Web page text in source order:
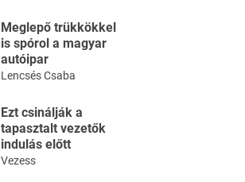
Meglepő trükkökkel
is spórol a magyar
autóipar
Lencsés Csaba
Ezt csinálják a
tapasztalt vezetők
indulás előtt
Vezess